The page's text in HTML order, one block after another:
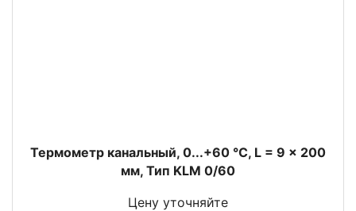
Термометр канальный, 0...+60 °C, L = 9 x 200
мм, Тип KLM 0/60
Цену уточняйте